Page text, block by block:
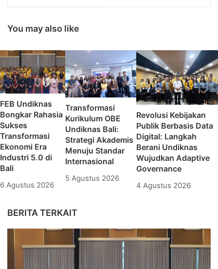
Universitas
You may also like
FEB Undiknas
Bongkar Rahasia
Sukses
Transformasi
Ekonomi Era
Industri 5.0 di
Bali
6 Agustus 2026
Transformasi
Kurikulum OBE
Undiknas Bali:
Strategi Akademis
Menuju Standar
Internasional
5 Agustus 2026
Revolusi Kebijakan
Publik Berbasis Data
Digital: Langkah
Berani Undiknas
Wujudkan Adaptive
Governance
4 Agustus 2026
BERITA TERKAIT